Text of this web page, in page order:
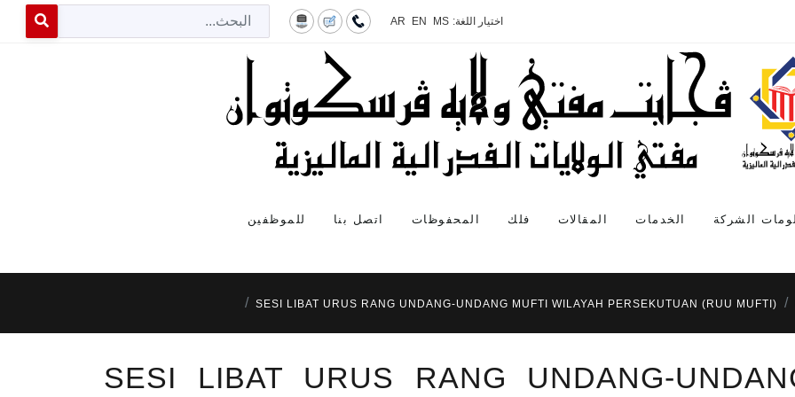
اختيار اللغة: MS
EN
AR
الشركة الخدمات المقالات فلك المحفوظات اتصل بنا للموظفين
SESI LIBAT URUS RANG UNDANG-UNDANG MUFTI WILAYAH PERSEKUTUAN (RUU MUFTI)
SESI LIBAT URUS RANG UNDANG-